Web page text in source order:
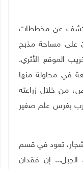
عن مخططات
على مساحة مذبح
الموقع الأثري.
في محاولة منها
من خلال زراعته
بغرس علم صغير
تعود في قسم
الجبل... إن فقدان